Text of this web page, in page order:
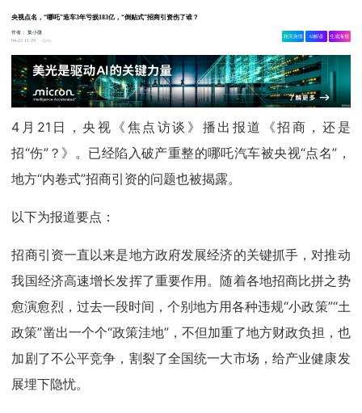
央视点名，“哪吒”造车3年亏损183亿，“倒贴式”招商引资伤了谁？
作者：集小微
04-22 11:29
4w
相关舆情 AI解读 生成海报
4月21日，央视《焦点访谈》播出报道《招商，还是
招“伤”？》。 已经陷入破产重整的哪吒汽车被央视“点名”，
地方“内卷式”招商引资的问题也被揭露。
以下为报道要点：
招商引资一直以来是地方政府发展经济的关键抓手，对推动
我国经济高速增长发挥了重要作用。随着各地招商比拼之势
愈演愈烈，过去一段时间，个别地方用各种违规“小政策”“土
政策”凿出一个个“政策洼地”，不但加重了地方财政负担，也
加剧了不公平竞争，割裂了全国统一大市场，给产业健康发
展埋下隐忧。